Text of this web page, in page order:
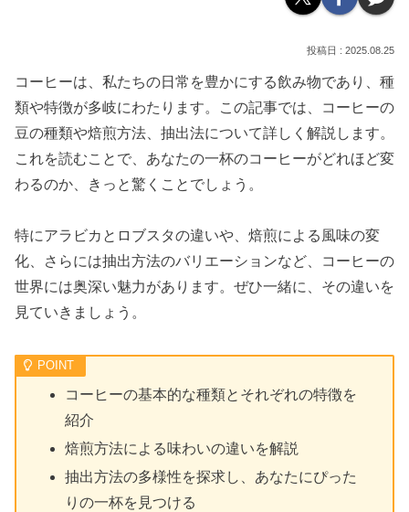
2025.08.25
コーヒーは、私たちの日常を豊かにする飲み物であり、種
類や特徴が多岐にわたります。この記事では、コーヒーの
豆の種類や焙煎方法、抽出法について詳しく解説します。
これを読むことで、あなたの一杯のコーヒーがどれほど変
わるのか、きっと驚くことでしょう。
特にアラビカとロブスタの違いや、焙煎による風味の変
化、さらには抽出方法のバリエーションなど、コーヒーの
世界には奥深い魅力があります。ぜひ一緒に、その違いを
見ていきましょう。
コーヒーの基本的な種類とそれぞれの特徴を
紹介
焙煎方法による味わいの違いを解説
抽出方法の多様性を探求し、あなたにぴった
りの一杯を見つける